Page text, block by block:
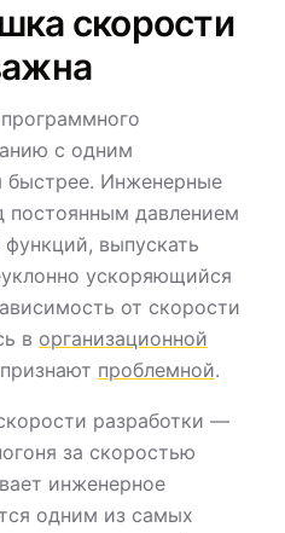
скорости
с одним
быстрее. Инженерные
постоянным давлением
выпускать
ускоряющийся
от скорости
в организационной
проблемной.
разработки —
за скоростью
инженерное
одним из самых